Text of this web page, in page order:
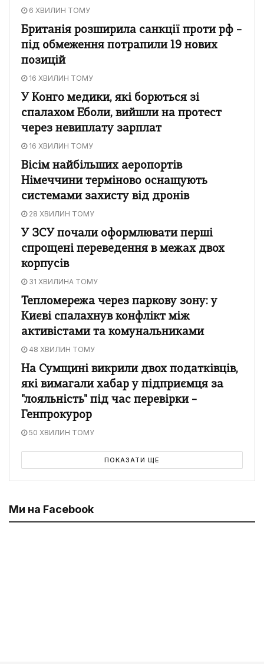
6 ХВИЛИН ТОМУ
Британія розширила санкції проти рф –
під обмеження потрапили 19 нових
позицій
16 ХВИЛИН ТОМУ
У Конго медики, які борються зі
спалахом Еболи, вийшли на протест
через невиплату зарплат
16 ХВИЛИН ТОМУ
Вісім найбільших аеропортів
Німеччини терміново оснащують
системами захисту від дронів
28 ХВИЛИН ТОМУ
У ЗСУ почали оформлювати перші
спрощені переведення в межах двох
корпусів
31 ХВИЛИНА ТОМУ
Тепломережа через паркову зону: у
Києві спалахнув конфлікт між
активістами та комунальниками
48 ХВИЛИН ТОМУ
На Сумщині викрили двох податківців,
які вимагали хабар у підприємця за
"лояльність" під час перевірки –
Генпрокурор
50 ХВИЛИН ТОМУ
ПОКАЗАТИ ЩЕ
Ми на Facebook